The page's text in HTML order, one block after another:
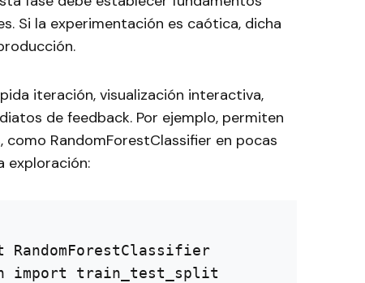
Si la experimentación es caótica, dicha
iteración, visualización interactiva,
de feedback. Por ejemplo, permiten
RandomForestClassifier en pocas
exploración:
RandomForestClassifier
import train_test_split